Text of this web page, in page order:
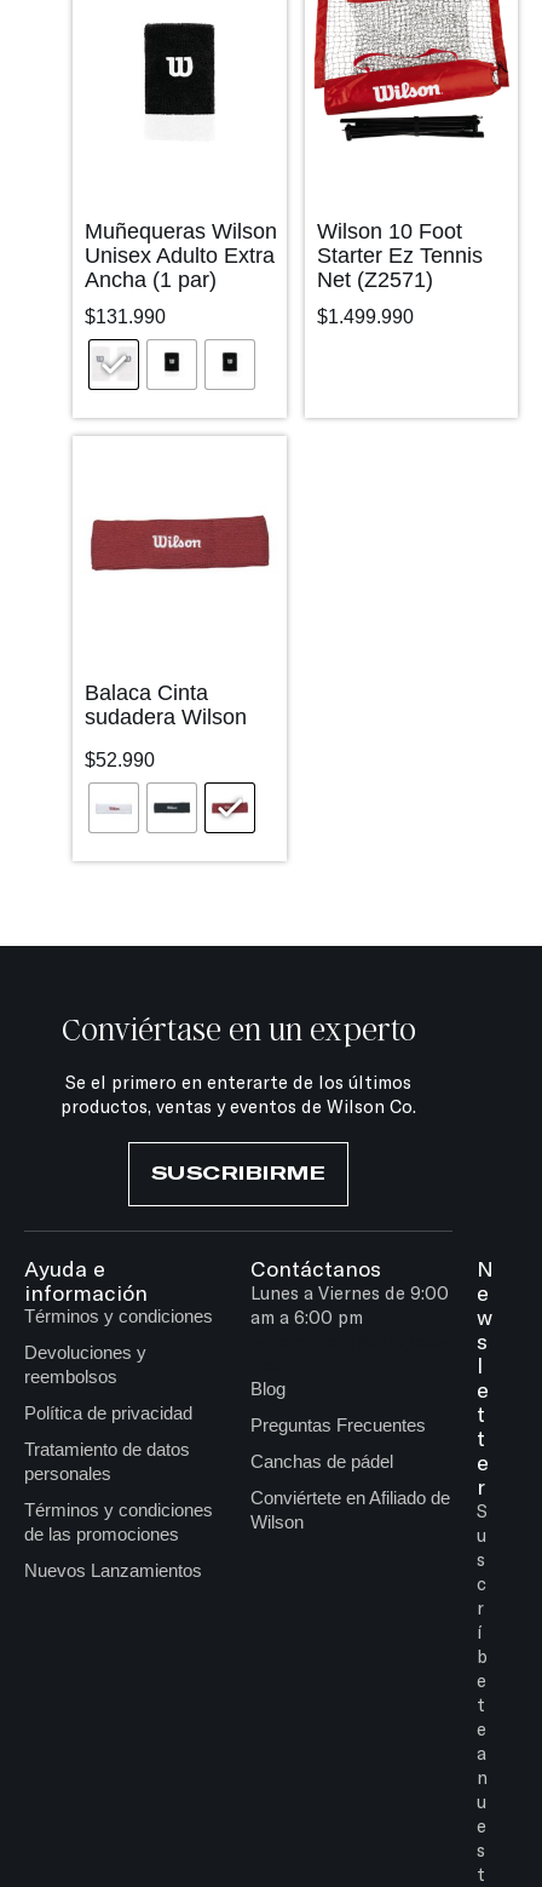
Muñequeras Wilson
Unisex Adulto Extra
Ancha (1 par)
$131.990
Wilson 10 Foot
Starter Ez Tennis
Net (Z2571)
$1.499.990
Balaca Cinta
sudadera Wilson
$52.990
Conviértase en un experto
Se el primero en enterarte de los últimos
productos, ventas y eventos de Wilson Co.
SUSCRIBIRME
Ayuda e
información
Términos y condiciones
Devoluciones y
reembolsos
Política de privacidad
Tratamiento de datos
personales
Términos y condiciones
de las promociones
Nuevos Lanzamientos
Contáctanos
Lunes a Viernes de 9:00
am a 6:00 pm
Blog
Preguntas Frecuentes
Canchas de pádel
Conviértete en Afiliado de
Wilson
N
e
w
s
l
e
t
t
e
r
S
u
s
c
r
í
b
e
t
e
a
n
u
e
s
t